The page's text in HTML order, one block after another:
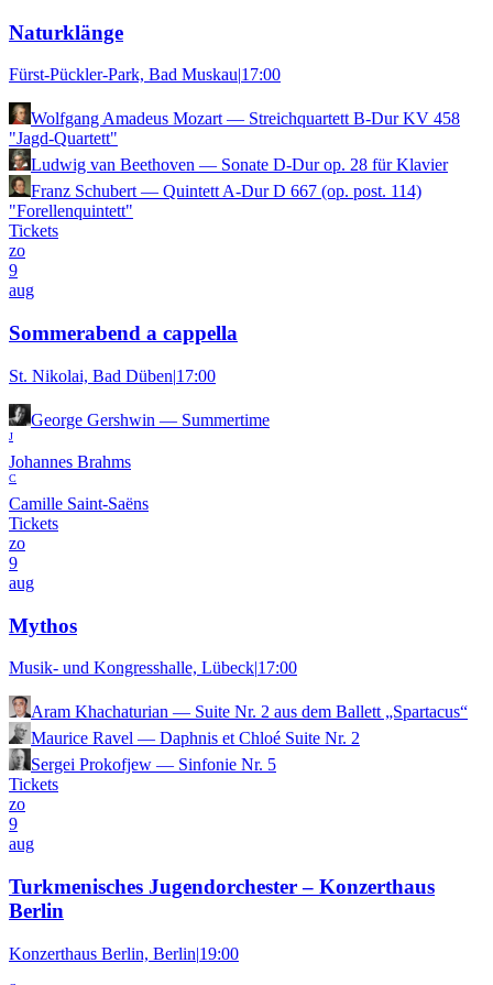
Naturklänge
Fürst-Pückler-Park, Bad Muskau|17:00
Wolfgang Amadeus Mozart— Streichquartett B-Dur KV 458
"Jagd-Quartett"
Ludwig van Beethoven — Sonate D-Dur op. 28 für Klavier
Franz Schubert— Quintett A-Dur D 667 (op. post. 114)
"Forellenquintett"
Tickets
zo
9
aug
Sommerabend a cappella
St. Nikolai, Bad Düben|17:00
George Gershwin — Summertime
J
Johannes Brahms
C
Camille Saint-Saëns
Tickets
zo
9
aug
Mythos
Musik- und Kongresshalle, Lübeck|17:00
Aram Khachaturian — Suite Nr. 2 aus dem Ballett „Spartacus“
Maurice Ravel — Daphnis et Chloé Suite Nr. 2
Sergei Prokofjew — Sinfonie Nr. 5
Tickets
zo
9
aug
Turkmenisches Jugendorchester – Konzerthaus
Berlin
Konzerthaus Berlin, Berlin|19:00